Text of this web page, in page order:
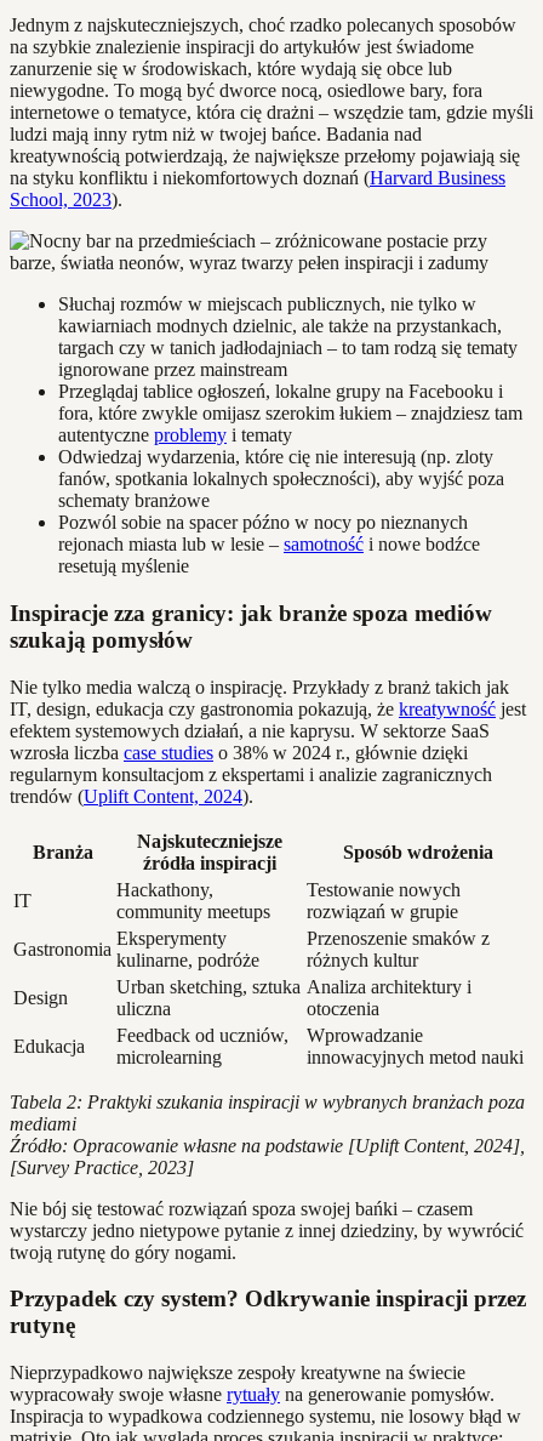
Jednym z najskuteczniejszych, choć rzadko polecanych sposobów
na szybkie znalezienie inspiracji do artykułów jest świadome
zanurzenie się w środowiskach, które wydają się obce lub
niewygodne. To mogą być dworce nocą, osiedlowe bary, fora
internetowe o tematyce, która cię drażni – wszędzie tam, gdzie myśli
ludzi mają inny rytm niż w twojej bańce. Badania nad
kreatywnością potwierdzają, że największe przełomy pojawiają się
na styku konfliktu i niekomfortowych doznań (Harvard Business
School, 2023).
Słuchaj rozmów w miejscach publicznych, nie tylko w
kawiarniach modnych dzielnic, ale także na przystankach,
targach czy w tanich jadłodajniach – to tam rodzą się tematy
ignorowane przez mainstream
Przeglądaj tablice ogłoszeń, lokalne grupy na Facebooku i
fora, które zwykle omijasz szerokim łukiem – znajdziesz tam
autentyczne problemy i tematy
Odwiedzaj wydarzenia, które cię nie interesują (np. zloty
fanów, spotkania lokalnych społeczności), aby wyjść poza
schematy branżowe
Pozwól sobie na spacer późno w nocy po nieznanych
rejonach miasta lub w lesie – samotność i nowe bodźce
resetują myślenie
Inspiracje zza granicy: jak branże spoza mediów
szukają pomysłów
Nie tylko media walczą o inspirację. Przykłady z branż takich jak
IT, design, edukacja czy gastronomia pokazują, że kreatywność jest
efektem systemowych działań, a nie kaprysu. W sektorze SaaS
wzrosła liczba case studies o 38% w 2024 r., głównie dzięki
regularnym konsultacjom z ekspertami i analizie zagranicznych
trendów (Uplift Content, 2024).
Branża
Najskuteczniejsze
źródła inspiracji
Sposób wdrożenia
IT
Hackathony,
community meetups
Testowanie nowych
rozwiązań w grupie
Gastronomia
Eksperymenty
kulinarne, podróże
Przenoszenie smaków z
różnych kultur
Design
Urban sketching, sztuka
uliczna
Analiza architektury i
otoczenia
Edukacja
Feedback od uczniów,
microlearning
Wprowadzanie
innowacyjnych metod nauki
Tabela 2: Praktyki szukania inspiracji w wybranych branżach poza
mediami
Źródło: Opracowanie własne na podstawie [Uplift Content, 2024],
[Survey Practice, 2023]
Nie bój się testować rozwiązań spoza swojej bańki – czasem
wystarczy jedno nietypowe pytanie z innej dziedziny, by wywrócić
twoją rutynę do góry nogami.
Przypadek czy system? Odkrywanie inspiracji przez
rutynę
Nieprzypadkowo największe zespoły kreatywne na świecie
wypracowały swoje własne rytuały na generowanie pomysłów.
Inspiracja to wypadkowa codziennego systemu, nie losowy błąd w